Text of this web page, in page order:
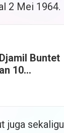
2 Mei 1964.
Buntet
10
juga